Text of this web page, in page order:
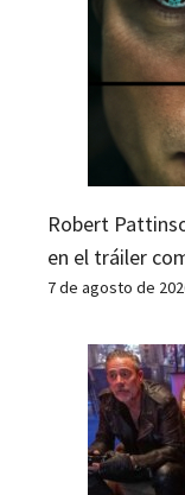
Robert
en el tráiler
7 de agosto de